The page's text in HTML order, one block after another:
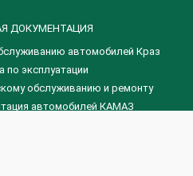
ДОКУМЕНТАЦИЯ
автомобилей Краз
по эксплуатации
обслуживанию и ремонту
автомобилей КАМАЗ